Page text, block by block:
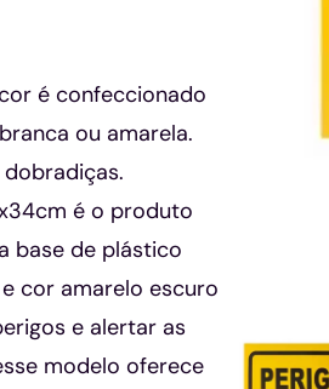
é confeccionado
ou amarela.
é o produto
base de plástico
cor amarelo escuro
e alertar as
modelo oferece